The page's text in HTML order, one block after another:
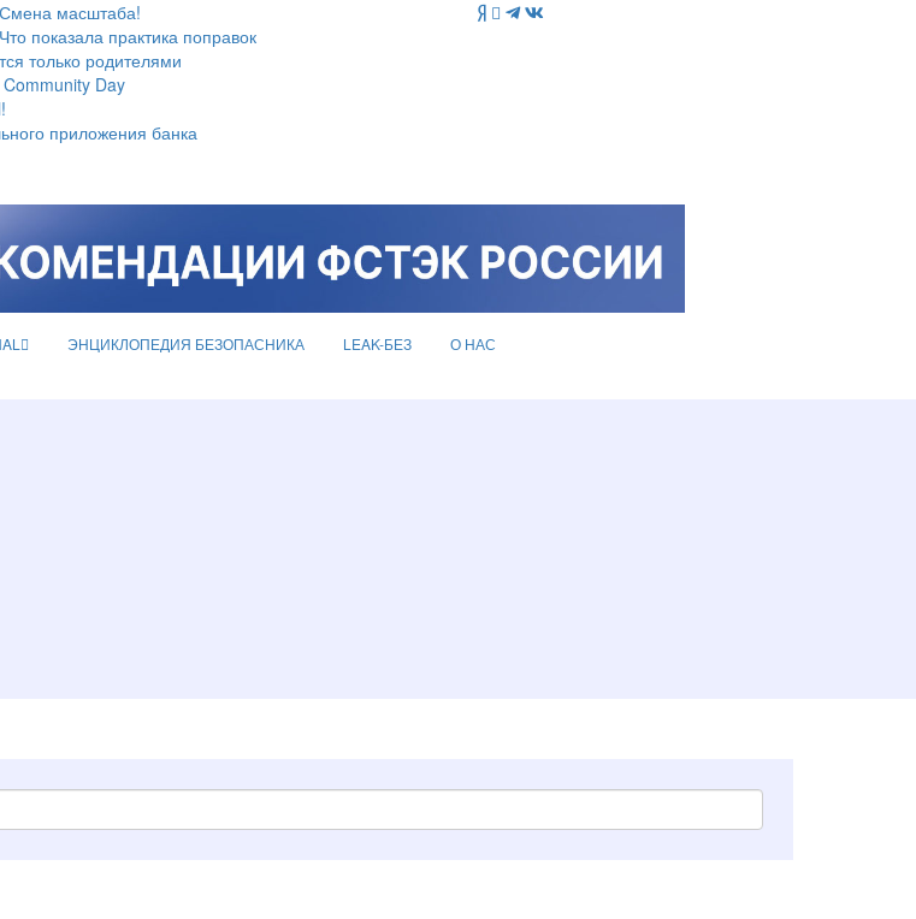
масштаба!
показала практика поправок
только родителями
Day
приложения банка
ЭНЦИКЛОПЕДИЯ БЕЗОПАСНИКА LEAK-БЕЗ О НАС